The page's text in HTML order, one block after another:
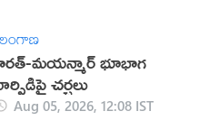
మయన్మార్ భూభాగ
చర్చలు
Aug 05, 2026, 12:08 IST